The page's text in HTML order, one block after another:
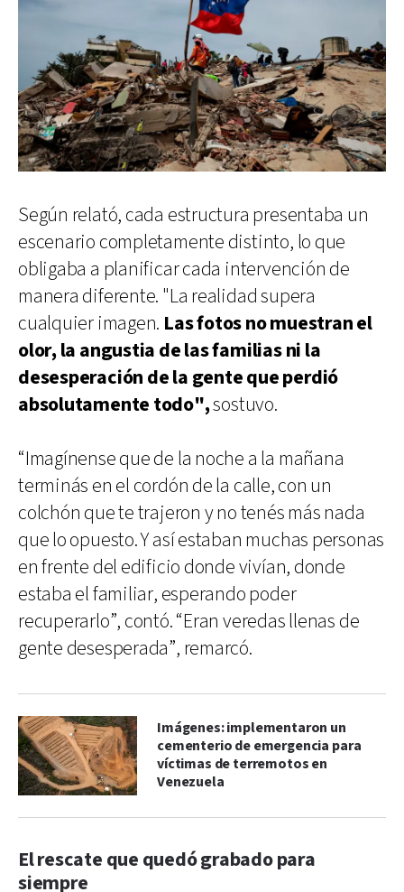
Según relató, cada estructura presentaba un
escenario completamente distinto, lo que
obligaba a planificar cada intervención de
manera diferente. "La realidad supera
cualquier imagen. Las fotos no muestran el
olor, la angustia de las familias ni la
desesperación de la gente que perdió
absolutamente todo",sostuvo.
“Imagínense que de la noche a la mañana
terminás en el cordón de la calle, con un
colchón que te trajeron y no tenés más nada
que lo opuesto. Y así estaban muchas personas
en frente del edificio donde vivían, donde
estaba el familiar, esperando poder
recuperarlo”, contó. “Eran veredas llenas de
gente desesperada”, remarcó.
Imágenes: implementaron un
cementerio de emergencia para
víctimas de terremotos en
Venezuela
El rescate que quedó grabado para
siempre